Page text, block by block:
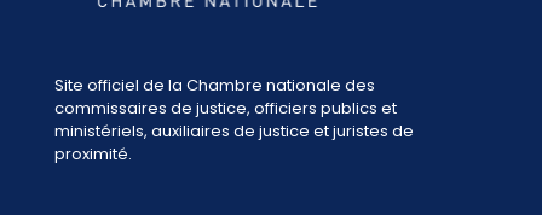
Site officiel de la Chambre nationale des
commissaires de justice, officiers publics et
ministériels, auxiliaires de justice et juristes de
proximité.